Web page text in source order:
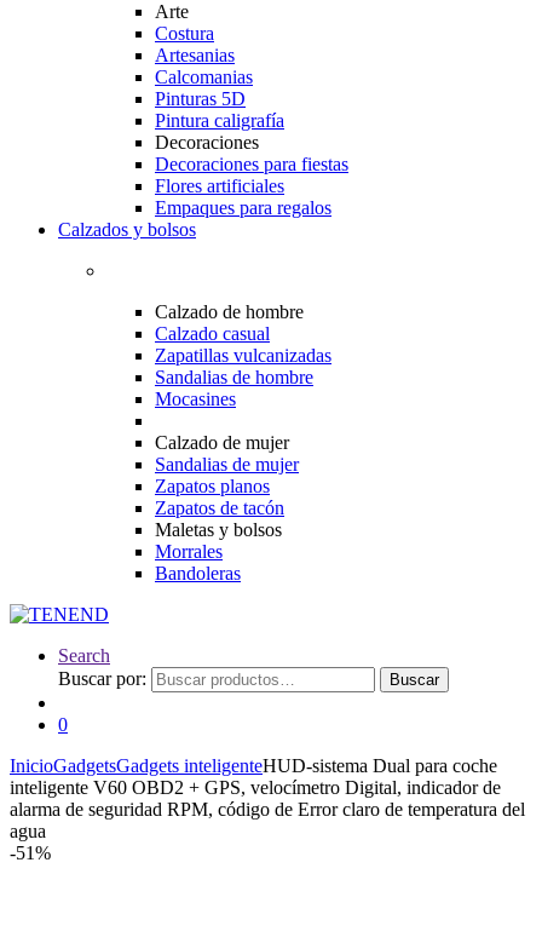
Arte
Costura
Artesanias
Calcomanias
Pinturas 5D
Pintura caligrafía
Decoraciones
Decoraciones para fiestas
Flores artificiales
Empaques para regalos
Calzados y bolsos
Calzado de hombre
Calzado casual
Zapatillas vulcanizadas
Sandalias de hombre
Mocasines
Calzado de mujer
Sandalias de mujer
Zapatos planos
Zapatos de tacón
Maletas y bolsos
Morrales
Bandoleras
Search
Buscar por:
Buscar
0
InicioGadgetsGadgets inteligenteHUD-sistema Dual para coche
inteligente V60 OBD2 + GPS, velocímetro Digital, indicador de
alarma de seguridad RPM, código de Error claro de temperatura del
agua
-51%